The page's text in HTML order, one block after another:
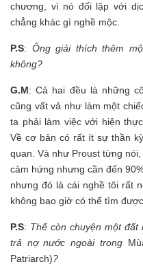
chương, vì nó đối lập với
chẳng khác gì nghề mộc.
P.S: Ông giải thích thêm
không?
G.M: Cả hai đều là những
cũng vất vả như làm một
ta phải làm việc với hiện
Về cơ bản có rất ít sự thần
quan. Và như Proust từng
cảm hứng nhưng cần đến
nhưng đó là cái nghề tôi rất
không bao giờ có thể tìm
P.S: Thế còn chuyện một
trả nợ nước ngoài trong
Patriarch)?